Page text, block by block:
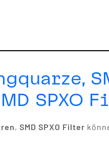
SPXO
,SMD SPXO Filter